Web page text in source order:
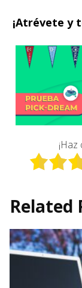
¡Atrévete y
Related